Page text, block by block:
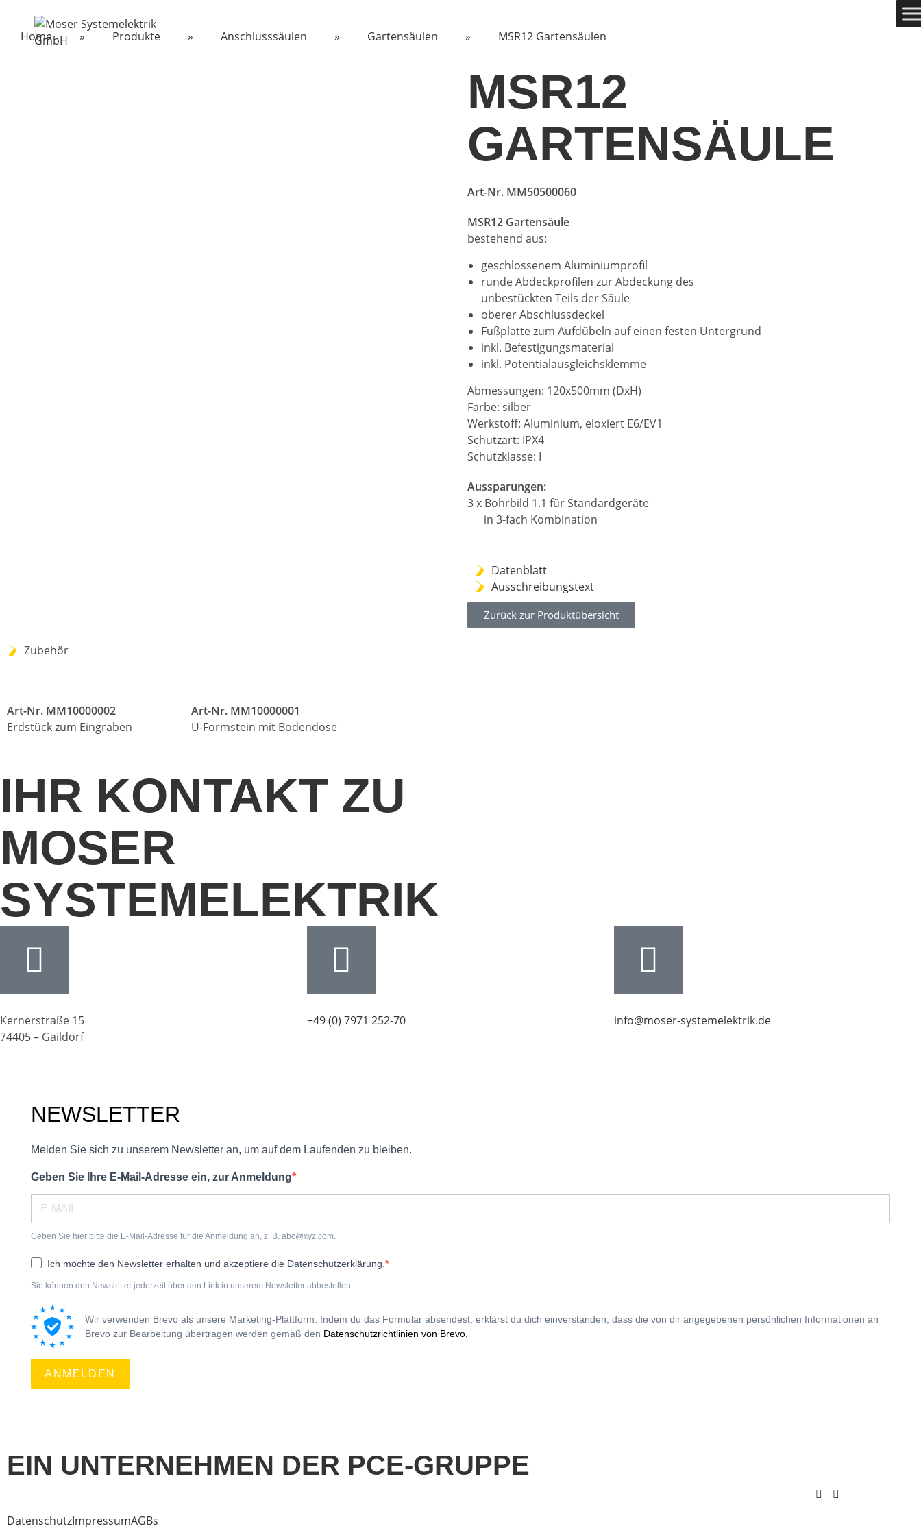
Home » Produkte » Anschlusssäulen » Gartensäulen » MSR12 Gartensäulen
MSR12
GARTENSÄULE
Art-Nr. MM50500060
MSR12 Gartensäule
bestehend aus:
geschlossenem Aluminiumprofil
runde Abdeckprofilen zur Abdeckung des
unbestückten Teils der Säule
oberer Abschlussdeckel
Fußplatte zum Aufdübeln auf einen festen Untergrund
inkl. Befestigungsmaterial
inkl. Potentialausgleichsklemme
Abmessungen: 120x500mm (DxH)
Farbe: silber
Werkstoff: Aluminium, eloxiert E6/EV1
Schutzart: IPX4
Schutzklasse: I
Aussparungen:
3 x Bohrbild 1.1 für Standardgeräte
in 3-fach Kombination
Datenblatt
Ausschreibungstext
Zurück zur Produktübersicht
Zubehör
Art-Nr. MM10000002
Erdstück zum Eingraben
Art-Nr. MM10000001
U-Formstein mit Bodendose
IHR KONTAKT ZU
MOSER
SYSTEMELEKTRIK
Kernerstraße 15
74405 – Gaildorf
+49 (0) 7971 252-70 info@moser-systemelektrik.de
NEWSLETTER
Melden Sie sich zu unserem Newsletter an, um auf dem Laufenden zu bleiben.
Geben Sie Ihre E-Mail-Adresse ein, zur Anmeldung
Geben Sie hier bitte die E-Mail-Adresse für die Anmeldung an, z. B. abc@xyz.com.
Ich möchte den Newsletter erhalten und akzeptiere die Datenschutzerklärung.
Sie können den Newsletter jederzeit über den Link in unserem Newsletter abbestellen.
Wir verwenden Brevo als unsere Marketing-Plattform. Indem du das Formular absendest, erklärst du dich einverstanden, dass die von dir angegebenen persönlichen Informationen an
Brevo zur Bearbeitung übertragen werden gemäß den Datenschutzrichtlinien von Brevo.
ANMELDEN
EIN UNTERNEHMEN DER PCE-GRUPPE
DatenschutzImpressumAGBs